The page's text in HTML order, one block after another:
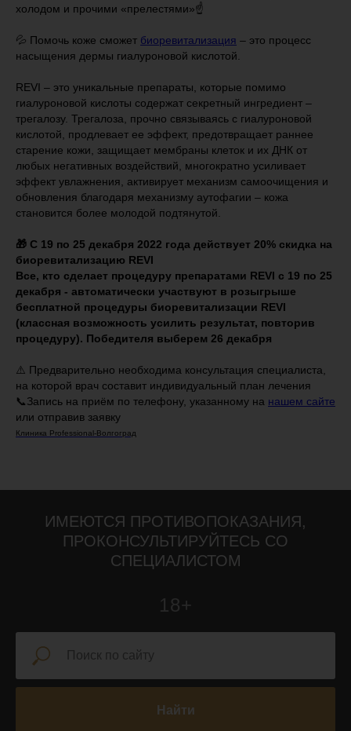
холодом и прочими «прелестями»☝️
💦 Помочь коже сможет биоревитализация – это процесс
насыщения дермы гиалуроновой кислотой.
REVI – это уникальные препараты, которые помимо
гиалуроновой кислоты содержат секретный ингредиент –
трегалозу. Трегалоза, прочно связываясь с гиалуроновой
кислотой, продлевает ее эффект, предотвращает раннее
старение кожи, защищает мембраны клеток и их ДНК от
любых негативных воздействий, многократно усиливает
эффект увлажнения, активирует механизм самоочищения и
обновления благодаря механизму аутофагии – кожа
становится более молодой подтянутой.
🎁 С 19 по 25 декабря 2022 года действует 20% скидка на
биоревитализацию REVI
Все, кто сделает процедуру препаратами REVI с 19 по 25
декабря - автоматически участвуют в розыгрыше
бесплатной процедуры биоревитализации REVI
(классная возможность усилить результат, повторив
процедуру). Победителя выберем 26 декабря
⚠️ Предварительно необходима консультация специалиста,
на которой врач составит индивидуальный план лечения
📞Запись на приём по телефону, указанному на нашем сайте
или отправив заявку
Клиника Professional-Волгоград
ИМЕЮТСЯ ПРОТИВОПОКАЗАНИЯ,
ПРОКОНСУЛЬТИРУЙТЕСЬ СО
СПЕЦИАЛИСТОМ
18+
Найти